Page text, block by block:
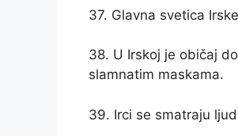
37. Glavna svetica
38. U Irskoj je običaj
slamnatim maskama.
39. Irci se smatraju